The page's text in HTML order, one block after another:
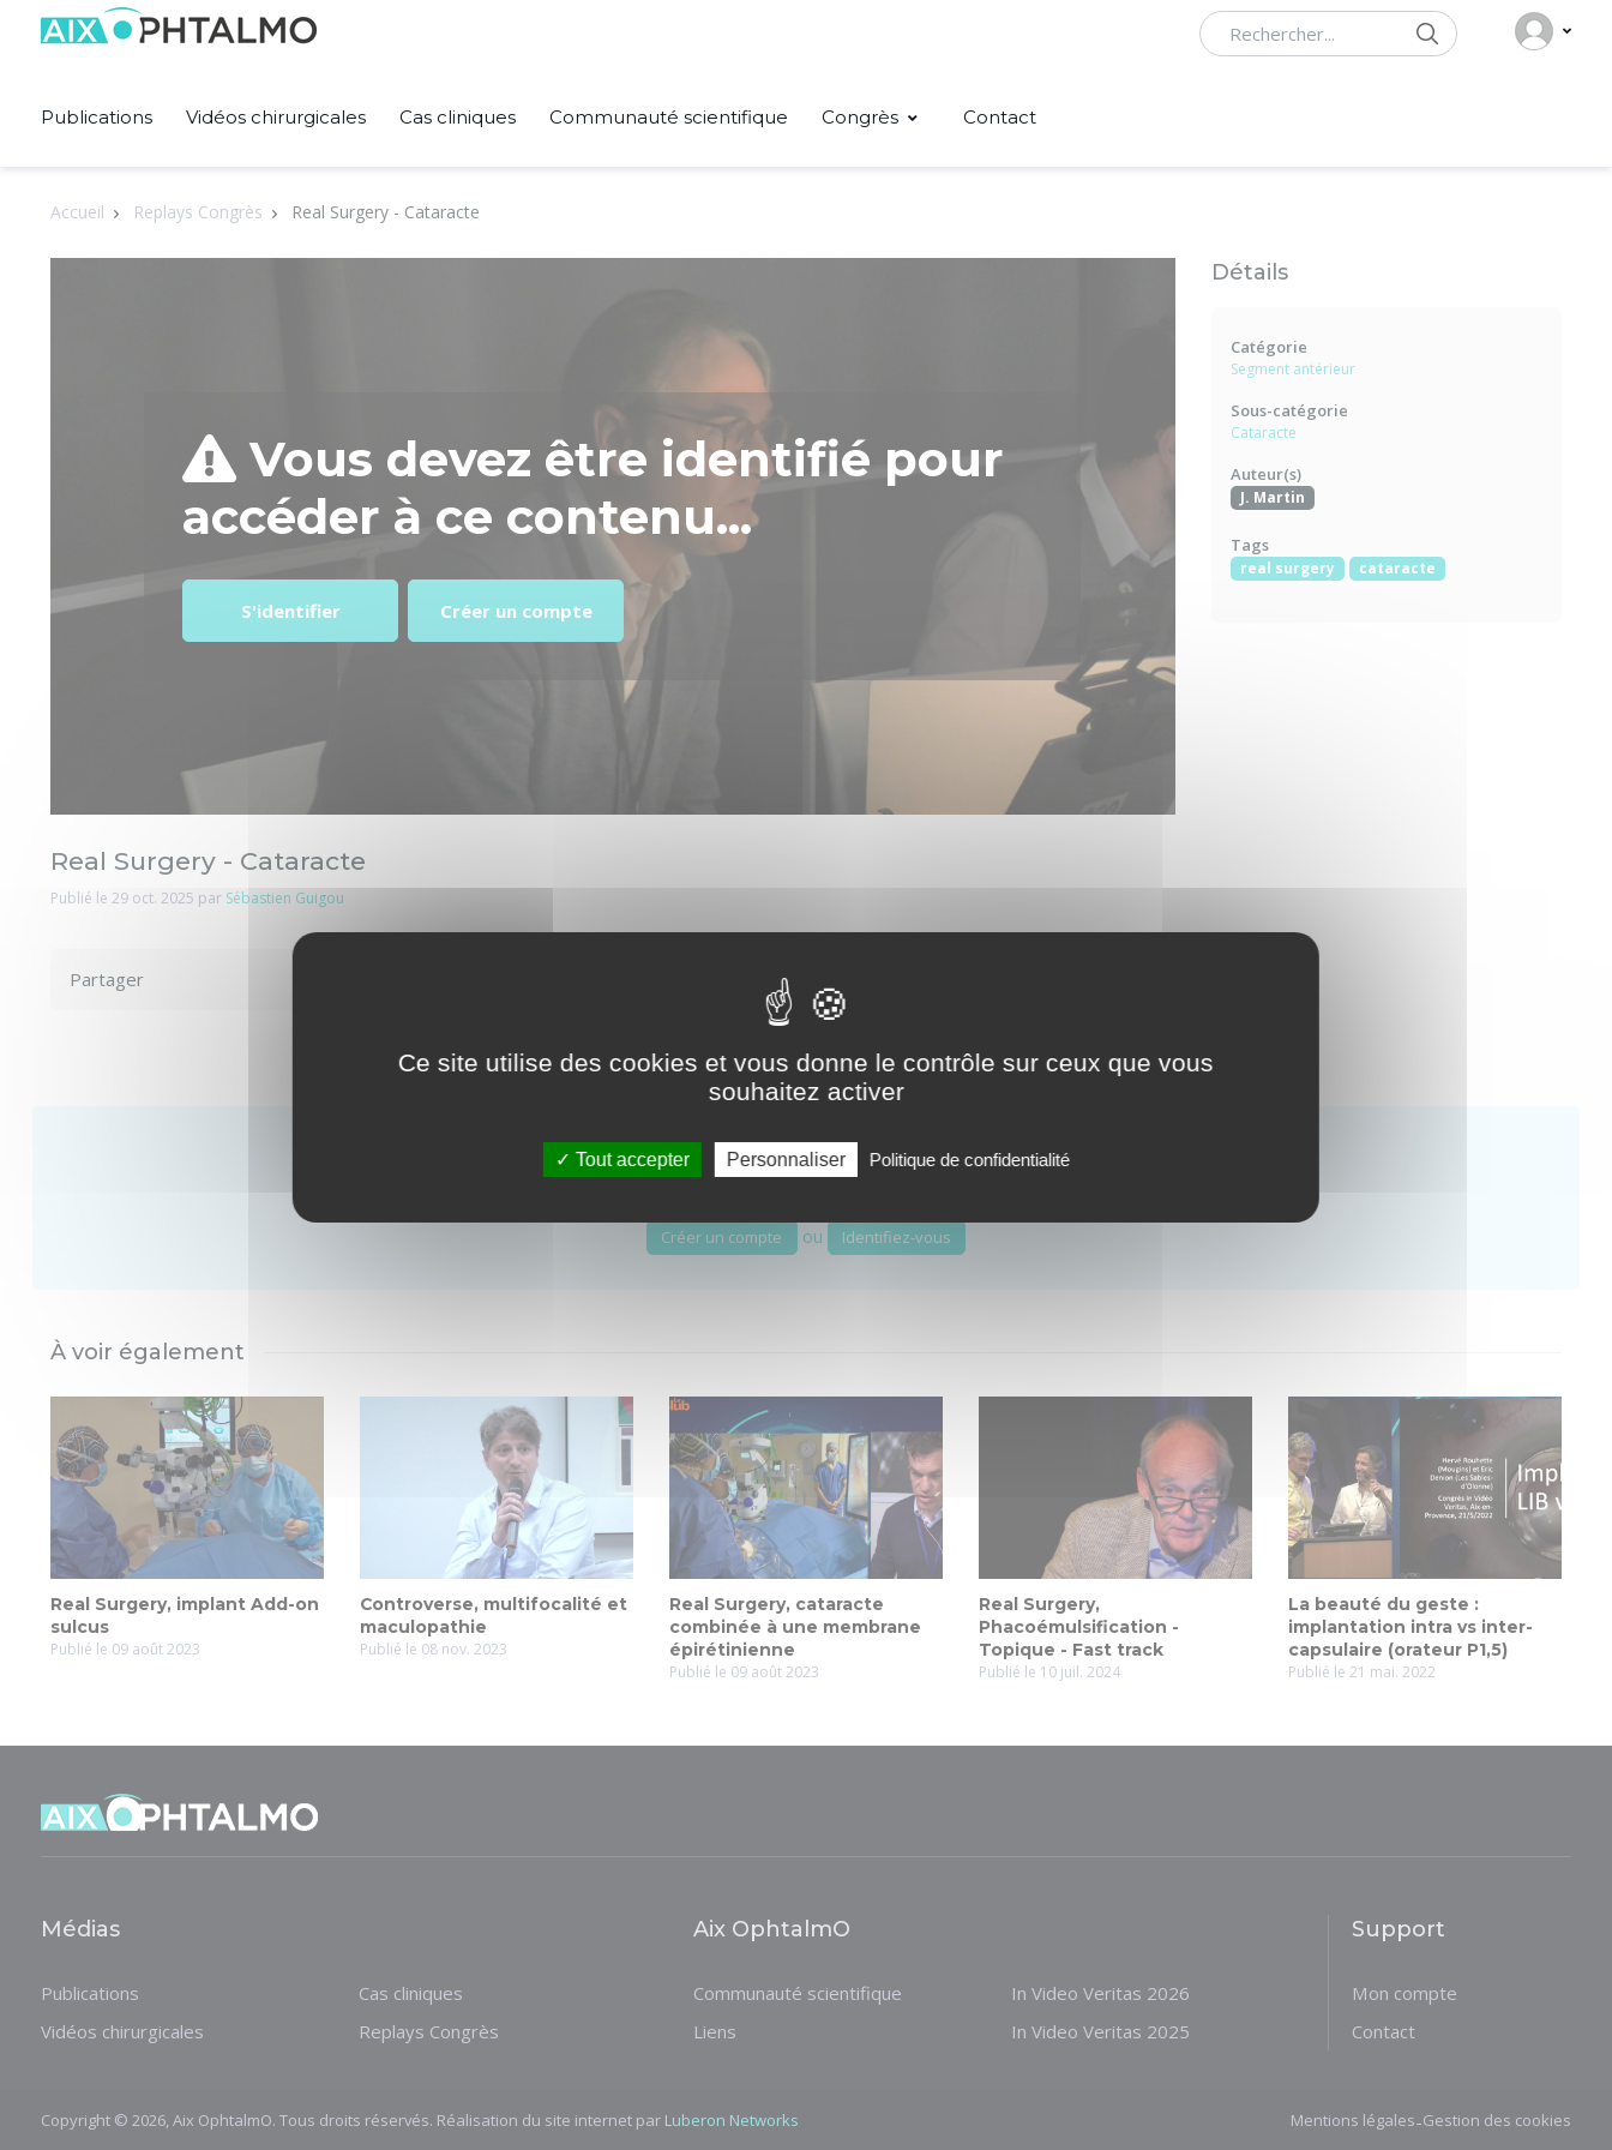
Rechercher
Publications Vidéos chirurgicales Cas cliniques Communauté scientifique Congrès Contact
Accueil Replays Congrès Real Surgery - Cataracte
Vous devez être identifié pour
accéder à ce contenu...
S'identifier Créer un compte
Real Surgery - Cataracte
Publié le 29 oct. 2025 par Sébastien Guigou
Partager
Détails
Catégorie
Segment antérieur
Sous-catégorie
Cataracte
Auteur(s)
J. Martin
Tags
real surgery cataracte
Créer un compte ou Identifiez-vous
À voir également
Real Surgery, implant Add-on
sulcus
Publié le 09 août 2023
Controverse, multifocalité et
maculopathie
Publié le 08 nov. 2023
Real Surgery, cataracte
combinée à une membrane
épirétinienne
Publié le 09 août 2023
Real Surgery,
Phacoémulsification -
Topique - Fast track
Publié le 10 juil. 2024
La beauté du geste :
implantation intra vs inter-
capsulaire (orateur P1,5)
Publié le 21 mai. 2022
Médias
Publications
Vidéos chirurgicales
Cas cliniques
Replays Congrès
Aix OphtalmO
Communauté scientifique
Liens
In Video Veritas 2026
In Video Veritas 2025
Support
Mon compte
Contact
Copyright © 2026, Aix OphtalmO. Tous droits réservés. Réalisation du site internet par Luberon Networks Mentions légales-Gestion des cookies
Panneau de gestion des cookies
Ce site utilise des cookies et vous donne le contrôle sur ceux que vous
souhaitez activer
Tout accepter Personnaliser Politique de confidentialité